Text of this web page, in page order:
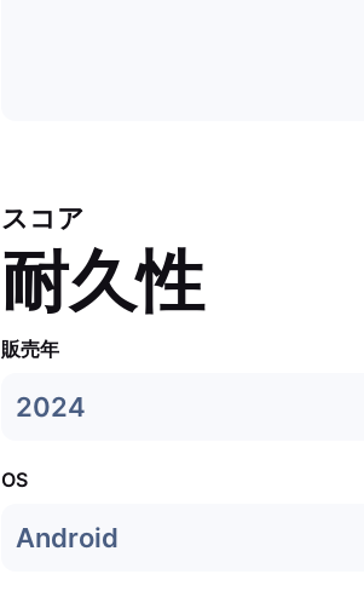
スコア
耐久性
販売年
2024
OS
Android